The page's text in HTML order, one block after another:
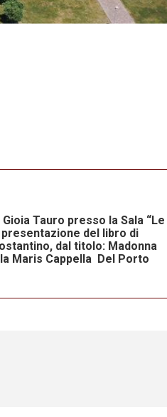
Tauro presso la Sala “Le
del libro di
dal titolo: Madonna
Maris Cappella Del Porto